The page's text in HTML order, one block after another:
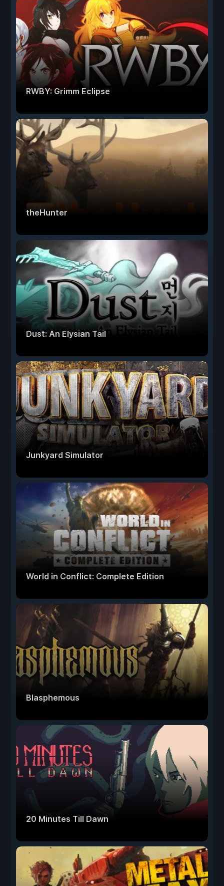
RWBY: Grimm Eclipse
theHunter
Dust: An Elysian Tail
Junkyard Simulator
World in Conflict: Complete Edition
Blasphemous
20 Minutes Till Dawn